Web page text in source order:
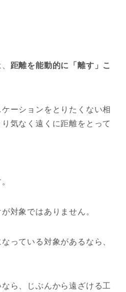
距離を能動的に「離す」こ
ーションをとりたくない相
気なく遠くに距離をとって
対象ではありません。
っている対象があるなら、
ら、じぶんから遠ざける工